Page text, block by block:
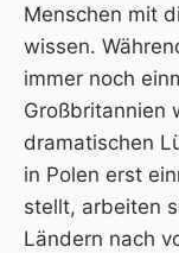
Menschen mit
wissen.
immer noch
Großbritannien
dramatischen
in Polen erst
stellt, arbeiten
Ländern nach